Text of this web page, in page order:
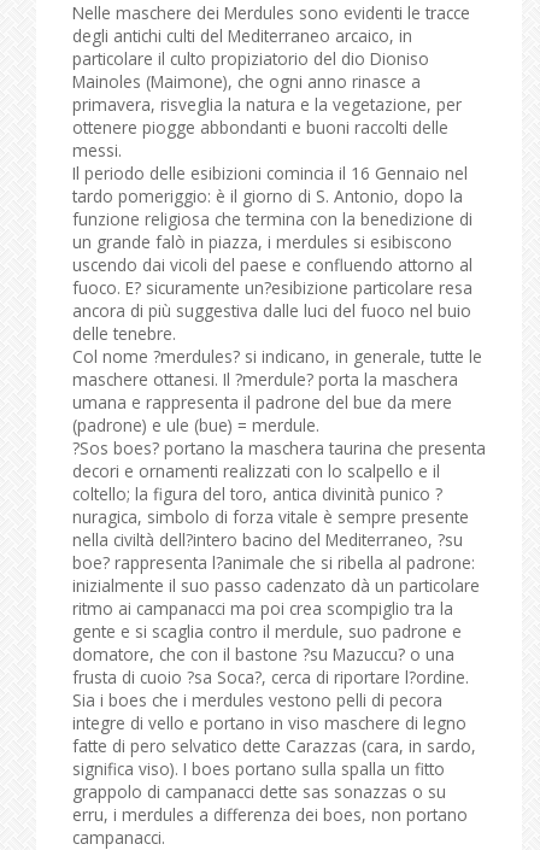
Nelle maschere dei Merdules sono evidenti le tracce
degli antichi culti del Mediterraneo arcaico, in
particolare il culto propiziatorio del dio Dioniso
Mainoles (Maimone), che ogni anno rinasce a
primavera, risveglia la natura e la vegetazione, per
ottenere piogge abbondanti e buoni raccolti delle
messi.
Il periodo delle esibizioni comincia il 16 Gennaio nel
tardo pomeriggio: è il giorno di S. Antonio, dopo la
funzione religiosa che termina con la benedizione di
un grande falò in piazza, i merdules si esibiscono
uscendo dai vicoli del paese e confluendo attorno al
fuoco. E? sicuramente un?esibizione particolare resa
ancora di più suggestiva dalle luci del fuoco nel buio
delle tenebre.
Col nome ?merdules? si indicano, in generale, tutte le
maschere ottanesi. Il ?merdule? porta la maschera
umana e rappresenta il padrone del bue da mere
(padrone) e ule (bue) = merdule.
?Sos boes? portano la maschera taurina che presenta
decori e ornamenti realizzati con lo scalpello e il
coltello; la figura del toro, antica divinità punico ?
nuragica, simbolo di forza vitale è sempre presente
nella civiltà dell?intero bacino del Mediterraneo, ?su
boe? rappresenta l?animale che si ribella al padrone:
inizialmente il suo passo cadenzato dà un particolare
ritmo ai campanacci ma poi crea scompiglio tra la
gente e si scaglia contro il merdule, suo padrone e
domatore, che con il bastone ?su Mazuccu? o una
frusta di cuoio ?sa Soca?, cerca di riportare l?ordine.
Sia i boes che i merdules vestono pelli di pecora
integre di vello e portano in viso maschere di legno
fatte di pero selvatico dette Carazzas (cara, in sardo,
significa viso). I boes portano sulla spalla un fitto
grappolo di campanacci dette sas sonazzas o su
erru, i merdules a differenza dei boes, non portano
campanacci.